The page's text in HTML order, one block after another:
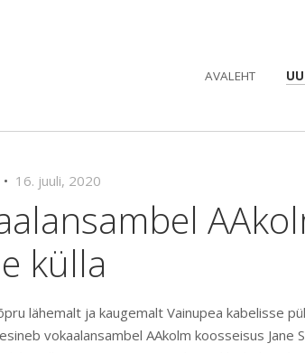
AVALEHT
16. juuli, 2020
külla
lähemalt ja kaugemalt Vainupea kabelisse
vokaalansambel AAkolm koosseisus Jane